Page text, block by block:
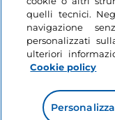
quelli tecnici.
navigazione
personalizzati
ulteriori
Cookie policy